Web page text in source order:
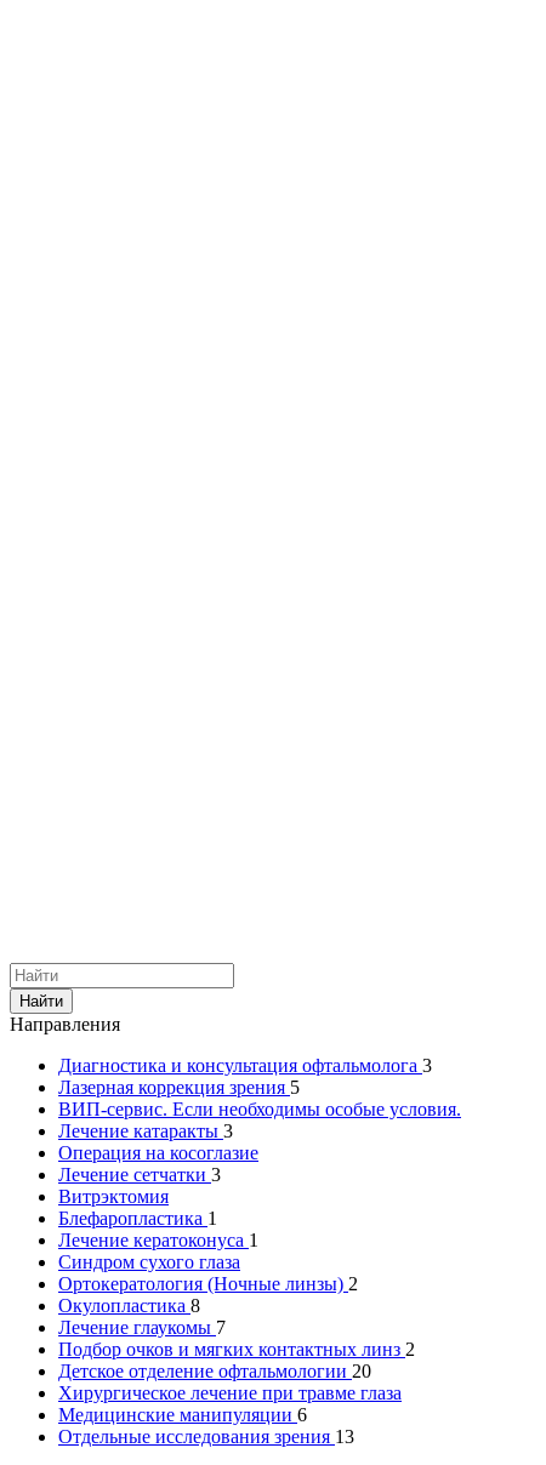
Найти
Направления
Диагностика и консультация офтальмолога 3
Лазерная коррекция зрения 5
ВИП-сервис. Если необходимы особые условия.
Лечение катаракты 3
Операция на косоглазие
Лечение сетчатки 3
Витрэктомия
Блефаропластика 1
Лечение кератоконуса 1
Синдром сухого глаза
Ортокератология (Ночные линзы) 2
Окулопластика 8
Лечение глаукомы 7
Подбор очков и мягких контактных линз 2
Детское отделение офтальмологии 20
Хирургическое лечение при травме глаза
Медицинские манипуляции 6
Отдельные исследования зрения 13